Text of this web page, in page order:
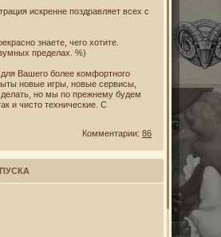
БАРАНТУСЫ
искренне поздравляет всех с
знаете, чего хотите.
пределах. %)
Вашего более комфортного
новые игры, новые сервисы,
но мы по прежнему будем
и чисто технические. С
Комментарии: 86